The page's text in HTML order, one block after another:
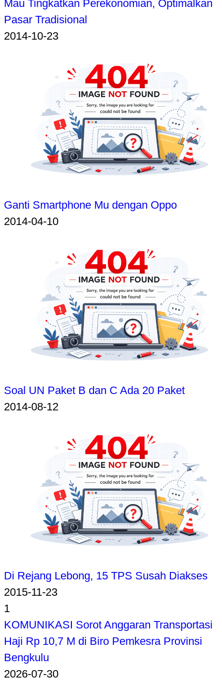
Mau Tingkatkan Perekonomian, Optimalkan
Pasar Tradisional
2014-10-23
Ganti Smartphone Mu dengan Oppo
2014-04-10
Soal UN Paket B dan C Ada 20 Paket
2014-08-12
Di Rejang Lebong, 15 TPS Susah Diakses
2015-11-23
1
KOMUNIKASI Sorot Anggaran Transportasi
Haji Rp 10,7 M di Biro Pemkesra Provinsi
Bengkulu
2026-07-30